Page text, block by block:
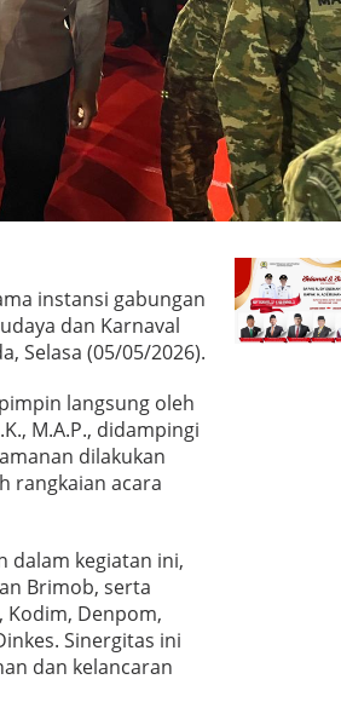
instansi gabungan
dan Karnaval
Selasa (05/05/2026).
langsung oleh
M.A.P., didampingi
dilakukan
rangkaian acara
dalam kegiatan ini,
Brimob, serta
Denpom,
Sinergitas ini
dan kelancaran